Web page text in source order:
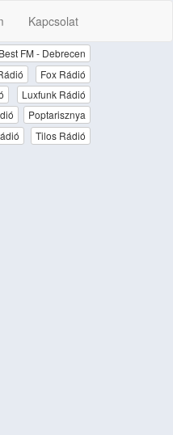
Kapcsolat
Best FM - Debrecen
Fox Rádió
Luxfunk Rádió
Poptarisznya
Tilos Rádió